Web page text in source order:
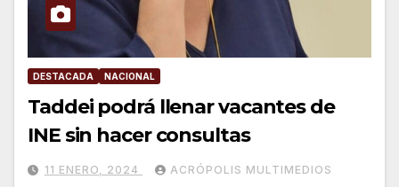
DESTACADA NACIONAL
Taddei podrá llenar vacantes de
INE sin hacer consultas
11 ENERO, 2024 ACRÓPOLIS MULTIMEDIOS